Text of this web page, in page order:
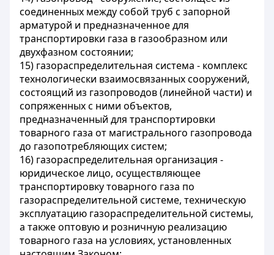
соединенных между собой труб с запорной
арматурой и предназначенное для
транспортировки газа в газообразном или
двухфазном состоянии;
15) газораспределительная система - комплекс
технологически взаимосвязанных сооружений,
состоящий из газопроводов (линейной части) и
сопряженных с ними объектов,
предназначенный для транспортировки
товарного газа от магистрального газопровода
до газопотребляющих систем;
16) газораспределительная организация -
юридическое лицо, осуществляющее
транспортировку товарного газа по
газораспределительной системе, техническую
эксплуатацию газораспределительной системы,
а также оптовую и розничную реализацию
товарного газа на условиях, установленных